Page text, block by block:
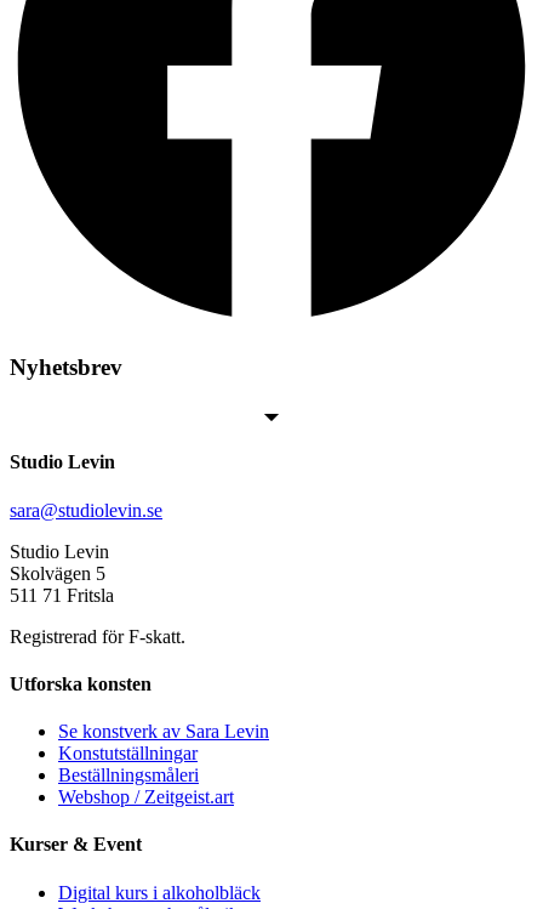
Nyhetsbrev
Studio Levin
sara@studiolevin.se
Studio Levin
Skolvägen 5
511 71 Fritsla
Registrerad för F-skatt.
Utforska konsten
Se konstverk av Sara Levin
Konstutställningar
Beställningsmåleri
Webshop / Zeitgeist.art
Kurser & Event
Digital kurs i alkoholbläck